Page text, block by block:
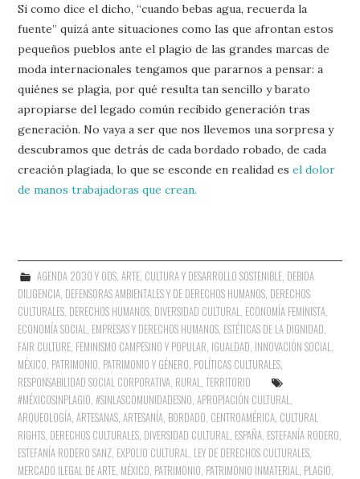
Si como dice el dicho, “cuando bebas agua, recuerda la
fuente” quizá ante situaciones como las que afrontan estos
pequeños pueblos ante el plagio de las grandes marcas de
moda internacionales tengamos que pararnos a pensar: a
quiénes se plagia, por qué resulta tan sencillo y barato
apropiarse del legado común recibido generación tras
generación. No vaya a ser que nos llevemos una sorpresa y
descubramos que detrás de cada bordado robado, de cada
creación plagiada, lo que se esconde en realidad esel dolor
de manos trabajadoras que crean.
AGENDA 2030 Y ODS, ARTE, CULTURA Y DESARROLLO SOSTENIBLE, DEBIDA
DILIGENCIA DEFENSORAS AMBIENTALES Y DE DERECHOS HUMANOS DERECHOS
CULTURALES DERECHOS HUMANOS DIVERSIDAD CULTURAL ECONOMÍA FEMINISTA
ECONOMÍA SOCIAL EMPRESAS Y DERECHOS HUMANOS ESTÉTICAS DE LA DIGNIDAD
FAIR CULTURE FEMINISMO CAMPESINO Y POPULAR IGUALDAD INNOVACIÓN SOCIAL
MÉXICO PATRIMONIO PATRIMONIO Y GÉNERO POLÍTICAS CULTURALES
RESPONSABILIDAD SOCIAL CORPORATIVA RURAL ,TERRITORIO
#MÉXICOSINPLAGIO ,#SINLASCOMUNIDADESNO ,APROPIACIÓN CULTURAL
ARQUEOLOGÍA ,ARTESANAS ,ARTESANÍA BORDADO CENTROAMÉRICA CULTURAL
RIGHTS DERECHOS CULTURALES DIVERSIDAD CULTURAL ESPAÑA ESTEFANÍA RODERO
ESTEFANÍA RODERO SANZ EXPOLIO CULTURAL LEY DE DERECHOS CULTURALES
MERCADO ILEGAL DE ARTE MÉXICO PATRIMONIO PATRIMONIO INMATERIAL PLAGIO